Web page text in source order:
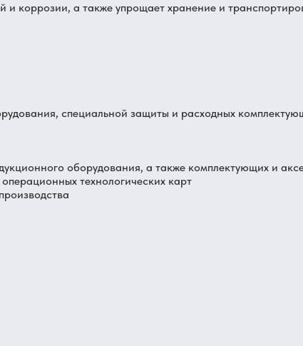
и коррозии, а также упрощает хранение и
специальной защиты и расходных
оборудования, а также комплектующих и
технологических карт